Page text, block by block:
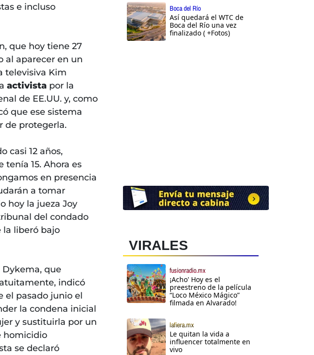
e incluso
que hoy tiene 27
al aparecer en un
televisiva Kim
activista por la
de EE.UU. y, como
que ese sistema
de protegerla.
casi 12 años,
tenía 15. Ahora es
en presencia
a tomar
hoy la jueza Joy
del condado
la liberó bajo
Dykema, que
indicó
el pasado junio el
la condena inicial
y sustituirla por un
homicidio
se declaró
Boca del Río
Así quedará el WTC de
Boca del Río una vez
finalizado ( +Fotos)
VIRALES
fusionradio.mx
¡Acho' Hoy es el
preestreno de la película
“Loco México Mágico”
filmada en Alvarado!
lafiera.mx
Le quitan la vida a
influencer totalmente en
vivo